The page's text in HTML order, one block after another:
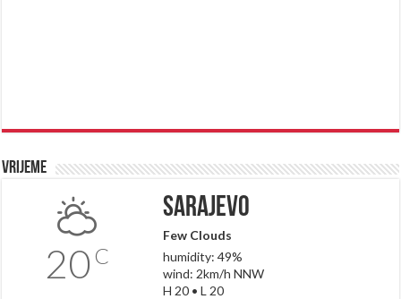
Vrijeme
20 C
Sarajevo
Few Clouds
humidity: 49%
wind: 2km/h NNW
H 20 • L 20